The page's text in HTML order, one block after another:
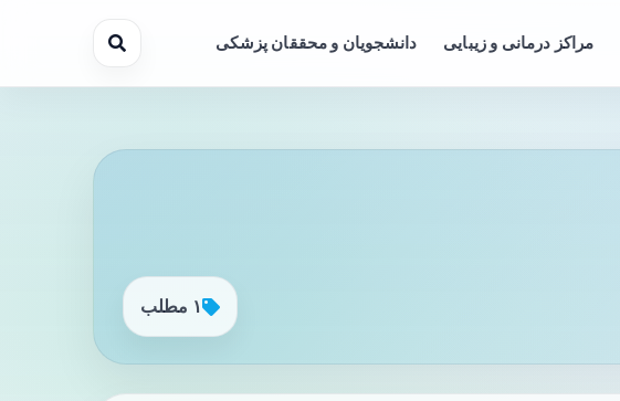
مراکز درمانی و زیبایی دانشجویان و محققان پزشکی
۱ مطلب